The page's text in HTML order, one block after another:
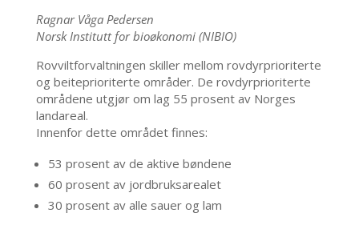
Ragnar Våga Pedersen
Norsk Institutt for bioøkonomi (NIBIO)
Rovviltforvaltningen skiller mellom rovdyrprioriterte
og beiteprioriterte områder. De rovdyrprioriterte
områdene utgjør om lag 55 prosent av Norges
landareal.
Innenfor dette området finnes:
53 prosent av de aktive bøndene
60 prosent av jordbruksarealet
30 prosent av alle sauer og lam